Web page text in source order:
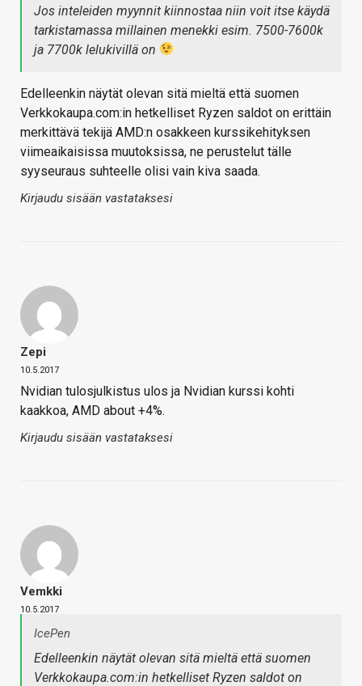
Jos inteleiden myynnit kiinnostaa niin voit itse käydä
tarkistamassa millainen menekki esim. 7500-7600k
ja 7700k lelukivillä on
Edelleenkin näytät olevan sitä mieltä että suomen
Verkkokaupa.com:in hetkelliset Ryzen saldot on erittäin
merkittävä tekijä AMD:n osakkeen kurssikehityksen
viimeaikaisissa muutoksissa, ne perustelut tälle
syyseuraus suhteelle olisi vain kiva saada.
Kirjaudu sisään vastataksesi
Zepi
10.5.2017
Nvidian tulosjulkistus ulos ja Nvidian kurssi kohti
kaakkoa, AMD about +4%.
Kirjaudu sisään vastataksesi
Vemkki
10.5.2017
IcePen
Edelleenkin näytät olevan sitä mieltä että suomen
Verkkokaupa.com:in hetkelliset Ryzen saldot on